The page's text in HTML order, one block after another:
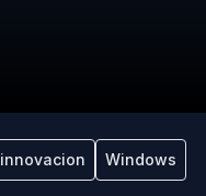
innovacion Windows